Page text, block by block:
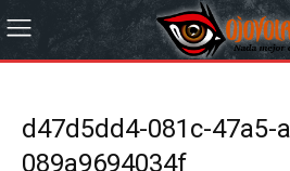
d47d5dd4-081c-47a5-
089a9694034f